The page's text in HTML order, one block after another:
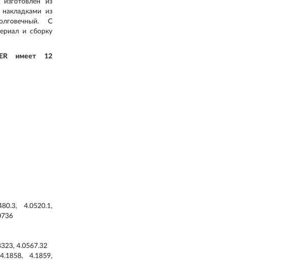
из
из
С
и сборку
имеет 12
4.0520.1,
4.0567.32
4.1859,